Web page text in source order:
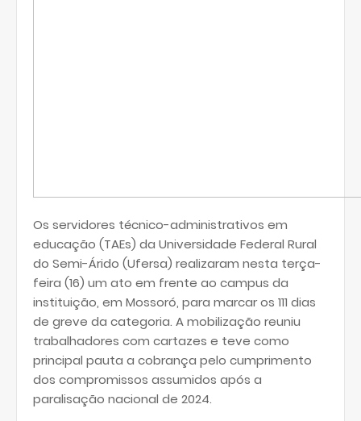
Os servidores técnico-administrativos em
educação (TAEs) da Universidade Federal Rural
do Semi-Árido (Ufersa) realizaram nesta terça-
feira (16) um ato em frente ao campus da
instituição, em Mossoró, para marcar os 111 dias
de greve da categoria. A mobilização reuniu
trabalhadores com cartazes e teve como
principal pauta a cobrança pelo cumprimento
dos compromissos assumidos após a
paralisação nacional de 2024.